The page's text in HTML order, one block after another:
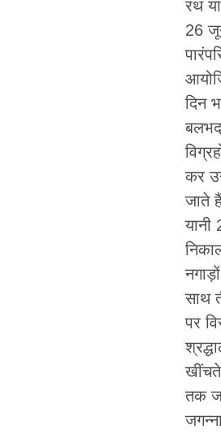
रथ
26
दिन
कर
जाते
यानी
साथ
पर
खींचते
तक